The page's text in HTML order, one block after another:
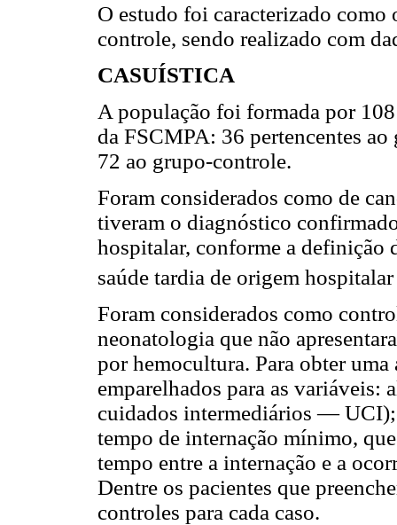
O estudo foi caracterizado
controle, sendo realizado com
CASUÍSTICA
A população foi formada por
da FSCMPA: 36 pertencentes
72 ao grupo-controle.
Foram considerados como de
tiveram o diagnóstico
hospitalar, conforme a definição
saúde tardia de origem
Foram considerados como
neonatologia que não
por hemocultura. Para obter
emparelhados para as variáveis:
cuidados intermediários — UCI);
tempo de internação mínimo,
tempo entre a internação e a
Dentre os pacientes que
controles para cada caso.